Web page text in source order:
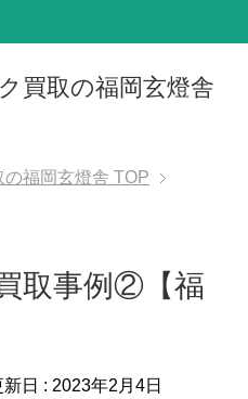
買取の福岡玄燈舎
福岡玄燈舎 TOP
取事例②【福
新日 : 2023年2月4日